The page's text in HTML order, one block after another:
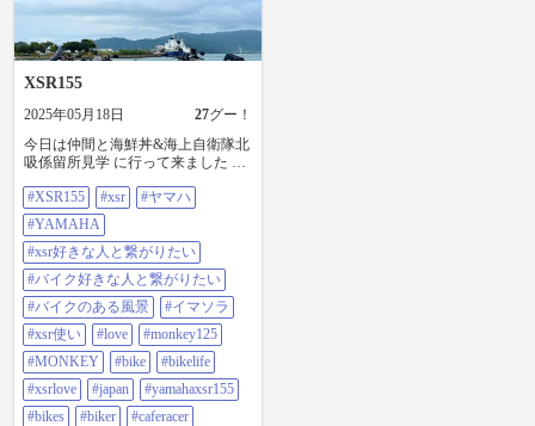
XSR155
2025年05月18日 27グー！
今日は仲間と海鮮丼&海上自衛隊北
吸係留所見学 に行って来ました 護
が 自衛官の説明も丁寧で楽しく過
ごさせていただきました 自衛隊あ
りがとうございました😊 本日の距
離277.9km ガソリン5.09L 燃費
54.6km/L 素晴らしい👍 #xsr155
#xsr #ヤマハ #yamaha #xsr好きな
人と繋がりたい #バイク好きな人
と繋がりたい #バイクのある風景
#イマソラ #xsr使い #love
#monkey125 #monkey #bike #bikelife
#xsrlove #japan #yamahaxsr155 #bikes
#biker #caferacer #bike_lover_japan
#monkeyrider #xsrcharmer
#XSR155 #xsr
#ヤマハ
#YAMAHA
#xsr好きな人と繋がりたい
#バイク好きな人と繋がりたい
#バイクのある風景
#イマソラ
#xsr使い
#love
#monkey125
#MONKEY
#bike
#bikelife
#xsrlove
#japan
#yamahaxsr155
#bikes
#biker
#caferacer